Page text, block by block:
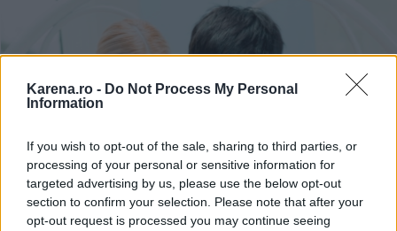
Karena.ro - Do Not Process My Personal
Information
If you wish to opt-out of the sale, sharing to third parties, or
processing of your personal or sensitive information for
targeted advertising by us, please use the below opt-out
section to confirm your selection. Please note that after your
opt-out request is processed you may continue seeing